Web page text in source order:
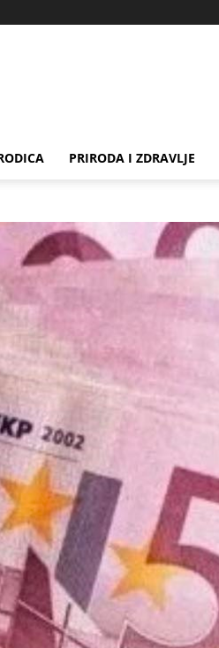
PRIRODA I ZDRAVLJE